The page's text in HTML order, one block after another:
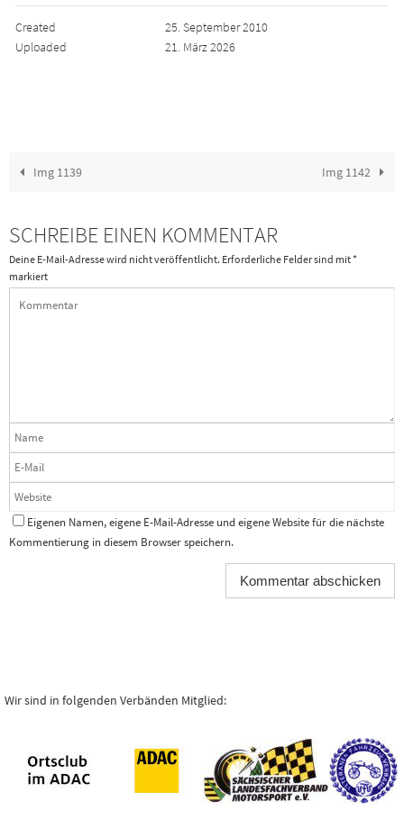
Created
25. September 2010
Uploaded
21. März 2026
Img 1139 Img 1142
SCHREIBE EINEN KOMMENTAR
Deine E-Mail-Adresse wird nicht veröffentlicht. Erforderliche Felder sind mit*
markiert
Eigenen Namen, eigene E-Mail-Adresse und eigene Website für die nächste
Kommentierung in diesem Browser speichern.
Wir sind in folgenden Verbänden Mitglied: